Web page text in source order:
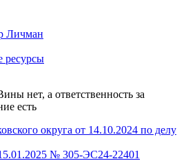
Личман
ресурсы
нет, а ответственность за
есть
округа от 14.10.2024 по делу
№ 305-ЭС24-22401